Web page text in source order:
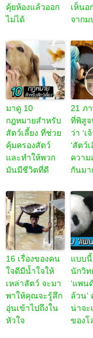
คุ้ยห้องแล้วออก
ไม่ได้
เห็นอ
จากม
มาดู 10
กฎหมายสำหรับ
สัตว์เลี้ยง ที่ช่วย
คุ้มครองสัตว์
และทำให้พวก
มันมีชีวิตที่ดี
21 ภ
ที่พิสูจ
ว่า ‘เ
‘สัตว์เ
ควา
กันม
16 เรื่องของคน
ใจดีมีน้ำใจให้
เหล่าสัตว์ จะมา
พาให้คุณจะรู้สึก
อุ่นเข้าไปถึงใน
หัวใจ
แบบนี้
นักวิท
‘แพน
ล้วน’
น่าจะ
ของโ